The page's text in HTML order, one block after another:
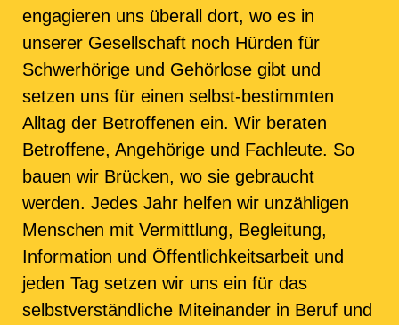
engagieren uns überall dort, wo es in
unserer Gesellschaft noch Hürden für
Schwerhörige und Gehörlose gibt und
setzen uns für einen selbst-bestimmten
Alltag der Betroffenen ein. Wir beraten
Betroffene, Angehörige und Fachleute. So
bauen wir Brücken, wo sie gebraucht
werden. Jedes Jahr helfen wir unzähligen
Menschen mit Vermittlung, Begleitung,
Information und Öffentlichkeitsarbeit und
jeden Tag setzen wir uns ein für das
selbstverständliche Miteinander in Beruf und